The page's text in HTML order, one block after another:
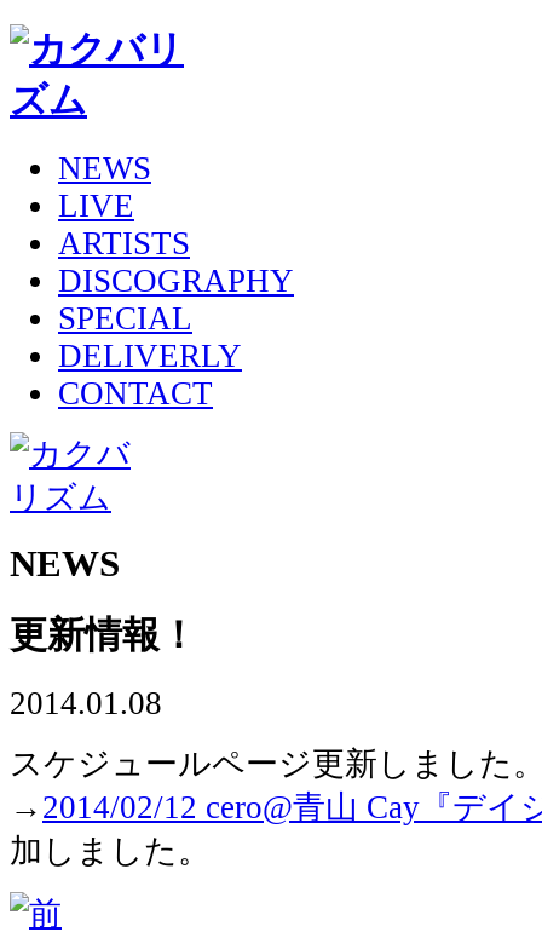
NEWS
LIVE
ARTISTS
DISCOGRAPHY
SPECIAL
DELIVERLY
CONTACT
NEWS
更新情報！
2014.01.08
スケジュールページ更新しました
→ 2014/02/12 cero@青山 Cay『デ
加しました。